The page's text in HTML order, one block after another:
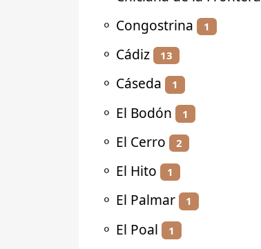
⚬ Congostrina 1
⚬ Cádiz 13
⚬ Cáseda 1
⚬ El Bodón 1
⚬ El Cerro 2
⚬ El Hito 1
⚬ El Palmar 1
⚬ El Poal 1